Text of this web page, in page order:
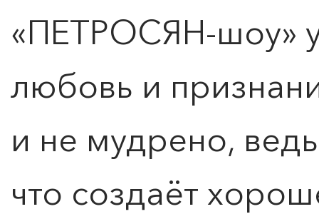
«ПЕТРОСЯН-шоу»
любовь и
и не мудрено,
что создаёт